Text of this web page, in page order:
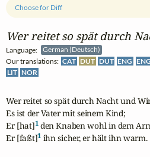
Wer reitet so spät durch
Language:
German (Deutsch)
Our translations: CAT DUT DUT ENG ENG
LIT NOR
Choose for Diff
Wer reitet so spät durch Nacht und
Es ist der Vater mit seinem Kind;
Er [hat]1 den Knaben wohl in dem
Er [faßt]1 ihn sicher, er hält ihn warm.